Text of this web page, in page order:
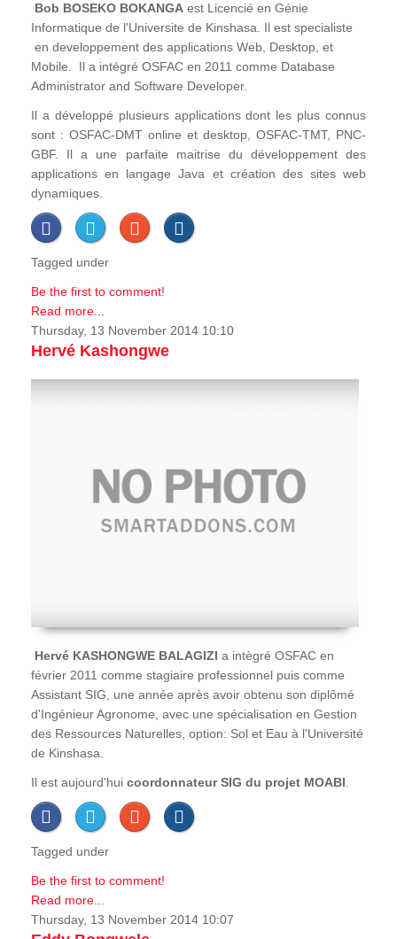
Bob BOSEKO BOKANGA est Licencié en Génie
Informatique de l'Universite de Kinshasa. Il est specialiste
en developpement des applications Web, Desktop, et
Mobile. Il a intégré OSFAC en 2011 comme Database
Administrator and Software Developer.
Il a développé plusieurs applications dont les plus connus
sont : OSFAC-DMT online et desktop, OSFAC-TMT, PNC-
GBF. Il a une parfaite maitrise du développement des
applications en langage Java et création des sites web
dynamiques.
Tagged under
Be the first to comment!
Read more...
Thursday, 13 November 2014 10:10
Hervé Kashongwe
Hervé KASHONGWE BALAGIZI a intègré OSFAC en
février 2011 comme stagiaire professionnel puis comme
Assistant SIG, une année après avoir obtenu son diplômé
d'Ingénieur Agronome, avec une spécialisation en Gestion
des Ressources Naturelles, option: Sol et Eau à l'Université
de Kinshasa.
Il est aujourd'hui coordonnateur SIG du projet MOABI
Tagged under
Be the first to comment!
Read more...
Thursday, 13 November 2014 10:07